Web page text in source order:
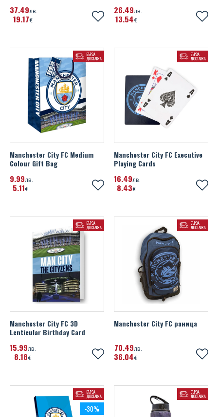
37 49лв.
19 17€
26 49лв.
13 54€
БЪРЗА
ДОСТАВКА
Manchester City FC Medium
Colour Gift Bag
9 99лв.
5 11€
БЪРЗА
ДОСТАВКА
Manchester City FC Executive
Playing Cards
16 49лв.
8 43€
БЪРЗА
ДОСТАВКА
Manchester City FC 3D
Lenticular Birthday Card
15 99лв.
8 18€
БЪРЗА
ДОСТАВКА
Manchester City FC раница
70 49лв.
36 04€
БЪРЗА
ДОСТАВКА
-30%
БЪРЗА
ДОСТАВКА